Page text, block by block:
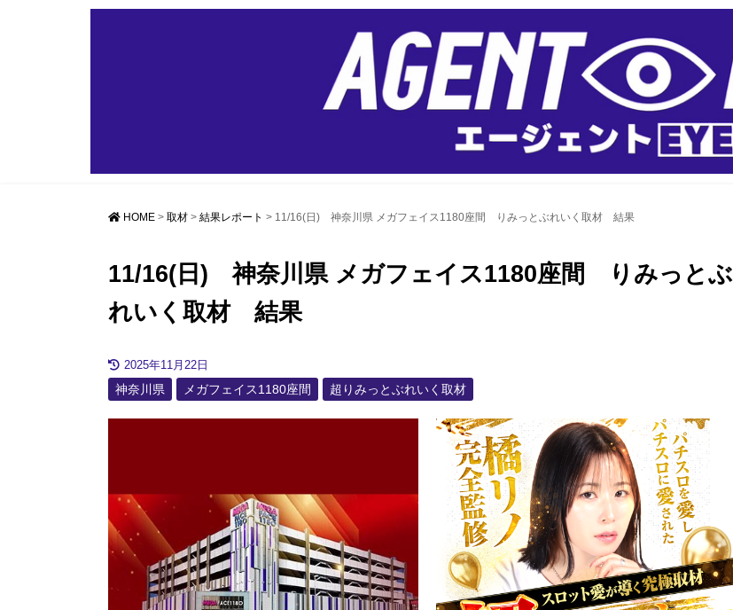
HOME > 取材 > 結果レポート > 11/16(日) 神奈川県 メガフェイス1180座間 りみっとぶれいく取材 結果
11/16(日) 神奈川県 メガフェイス1180座間 りみっとぶ
れいく取材 結果
2025年11月22日
神奈川県 メガフェイス1180座間 超りみっとぶれいく取材